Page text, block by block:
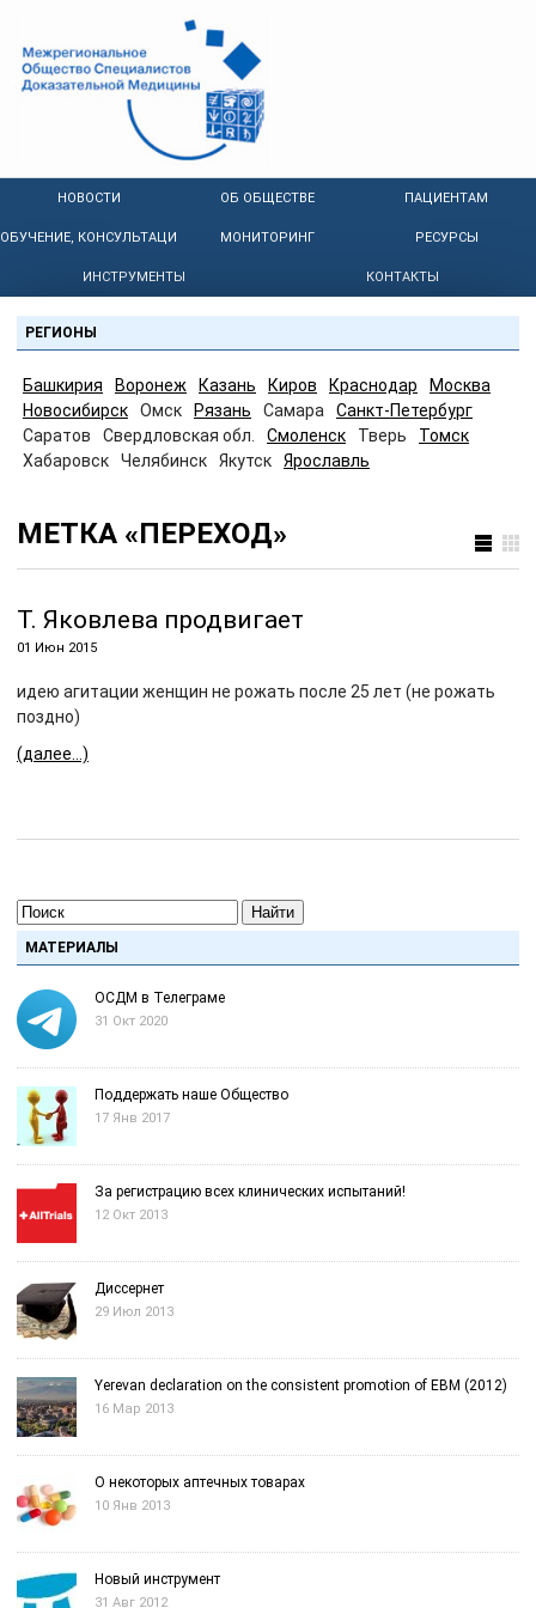
НОВОСТИ ОБ ОБЩЕСТВЕ ПАЦИЕНТАМ
ОБУЧЕНИЕ, КОНСУЛЬТАЦИИ МОНИТОРИНГ РЕСУРСЫ
ИНСТРУМЕНТЫ КОНТАКТЫ
РЕГИОНЫ
Башкирия Воронеж Казань Киров Краснодар
Москва
Новосибирск
Омск Рязань Самара
Санкт-Петербург
Саратов
Свердловская обл. Смоленск Тверь
Томск
Хабаровск
Челябинск Якутск Ярославль
МЕТКА «ПЕРЕХОД»
Т. Яковлева продвигает
01 Июн 2015
идею агитации женщин не рожать после 25 лет (не рожать
поздно)
(далее…)
Найти
МАТЕРИАЛЫ
ОСДМ в Телеграме
31 Окт 2020
Поддержать наше Общество
17 Янв 2017
За регистрацию всех клинических испытаний!
12 Окт 2013
Диссернет
29 Июл 2013
Yerevan declaration on the consistent promotion of EBM (2012)
16 Мар 2013
О некоторых аптечных товарах
10 Янв 2013
Новый инструмент
31 Авг 2012